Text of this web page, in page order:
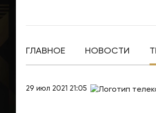
ГЛАВНОЕ НОВОСТИ
29 июл 2021 21:05